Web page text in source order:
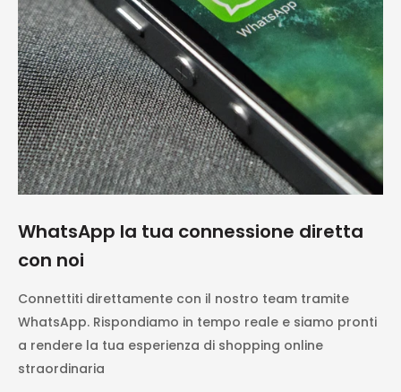
WhatsApp la tua connessione diretta
con noi
Connettiti direttamente con il nostro team tramite
WhatsApp. Rispondiamo in tempo reale e siamo pronti
a rendere la tua esperienza di shopping online
straordinaria